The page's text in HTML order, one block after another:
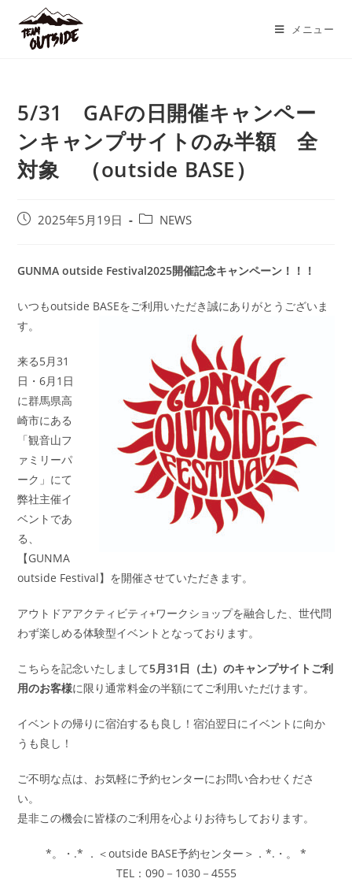
メニュー
5/31 GAFの日開催キャンペー
ンキャンプサイトのみ半額 全
対象 （outside BASE）
投
開
2025年5月19日
投
テ
リ
NEWS
GUNMA outside Festival2025開催記念キャンペーン！！！
いつもoutside BASEをご利用いただき誠にありがとうございま
す。
来る5月31
日・6月1日
に群馬県高
崎市にある
「観音山フ
ァミリーパ
ーク」にて
弊社主催イ
ベントであ
る、
【GUNMA
outside Festival】を開催させていただきます。
アウトドアアクティビティ+ワークショップを融合した、世代問
わず楽しめる体験型イベントとなっております。
こちらを記念いたしまして5月31日（土）のキャンプサイトご利
用のお客様に限り通常料金の半額にてご利用いただけます。
イベントの帰りに宿泊するも良し！宿泊翌日にイベントに向か
うも良し！
ご不明な点は、お気軽に予約センターにお問い合わせくださ
い。
是非この機会に皆様のご利用を心よりお待ちしております。
*。・.* ．＜outside BASE予約センター＞．*.・。 *
TEL：090－1030－4555